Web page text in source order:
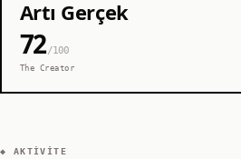
Artı Gerçek
72/100
The Creator
◆ AKTIVITE